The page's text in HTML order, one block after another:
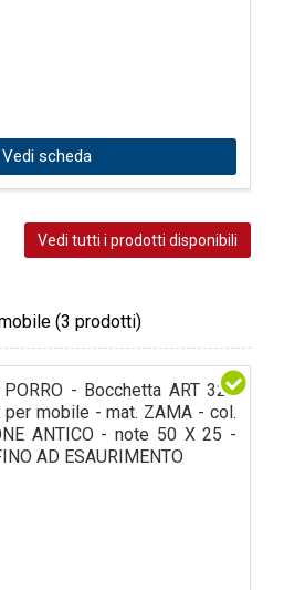
scheda
Vedi tutti i prodotti disponibili
(3 prodotti)
- Bocchetta ART 323
per mobile - mat. ZAMA - col.
ANTICO - note 50 X 25 -
AD ESAURIMENTO